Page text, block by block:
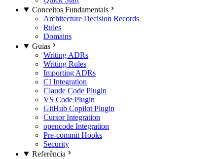
Conceitos Fundamentais
Architecture Decision Records
Rules
Domains
Guias
Writing ADRs
Writing Rules
Importing ADRs
CI Integration
Claude Code Plugin
VS Code Plugin
GitHub Copilot Plugin
Cursor Integration
opencode Integration
Pre-commit Hooks
Security
Referência